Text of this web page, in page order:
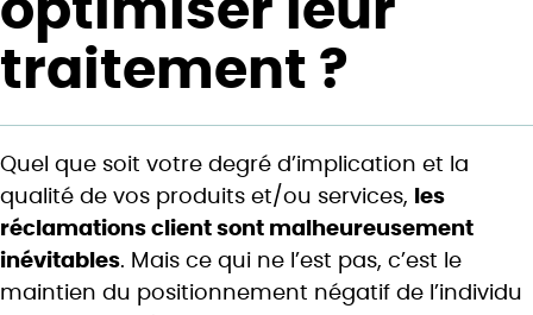
optimiser leur
traitement ?
Quel que soit votre degré d’implication et la
qualité de vos produits et/ou services,
les
réclamations client sont malheureusement
inévitables. Mais ce qui ne l’est pas, c’est le
maintien du positionnement négatif de l’individu